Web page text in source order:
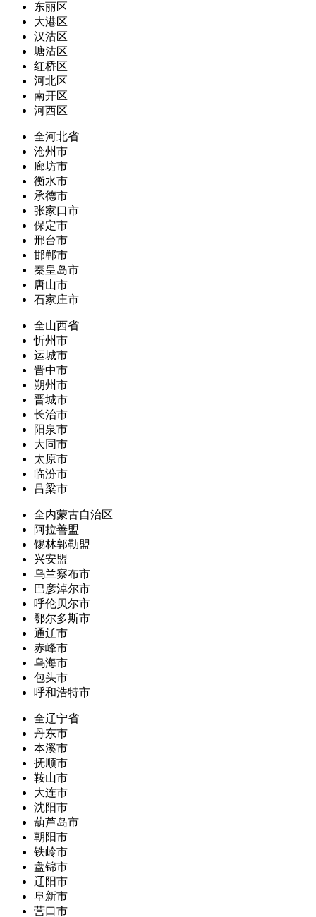
东丽区
大港区
汉沽区
塘沽区
红桥区
河北区
南开区
河西区
全河北省
沧州市
廊坊市
衡水市
承德市
张家口市
保定市
邢台市
邯郸市
秦皇岛市
唐山市
石家庄市
全山西省
忻州市
运城市
晋中市
朔州市
晋城市
长治市
阳泉市
大同市
太原市
临汾市
吕梁市
全内蒙古自治区
阿拉善盟
锡林郭勒盟
兴安盟
乌兰察布市
巴彦淖尔市
呼伦贝尔市
鄂尔多斯市
通辽市
赤峰市
乌海市
包头市
呼和浩特市
全辽宁省
丹东市
本溪市
抚顺市
鞍山市
大连市
沈阳市
葫芦岛市
朝阳市
铁岭市
盘锦市
辽阳市
阜新市
营口市